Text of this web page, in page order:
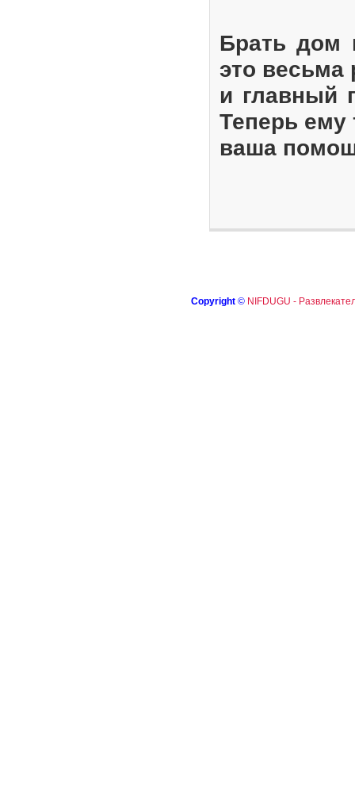
Брать дом
это весьма
и главный
Теперь ему
ваша
Copyright © NIFDUGU -